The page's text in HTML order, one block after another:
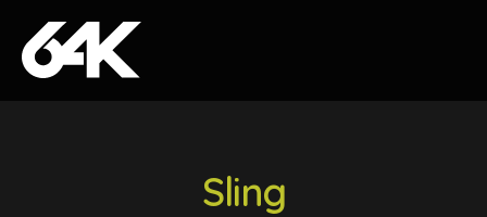
Skip to content
Sling